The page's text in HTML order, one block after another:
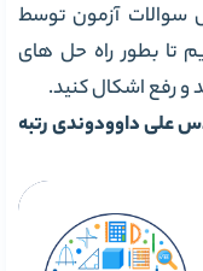
سوالات آزمون توسط
تا بطور راه حل های
و رفع اشکال کنید.
علی داوودوندی رتبه